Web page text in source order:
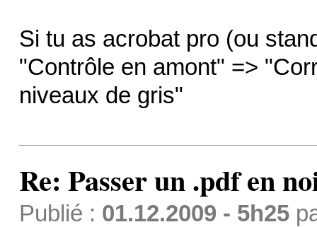
Si tu as acrobat pro (ou
"Contrôle en amont" =>
niveaux de gris"
Re: Passer un .pdf en
Publié : 01.12.2009 - 5h25